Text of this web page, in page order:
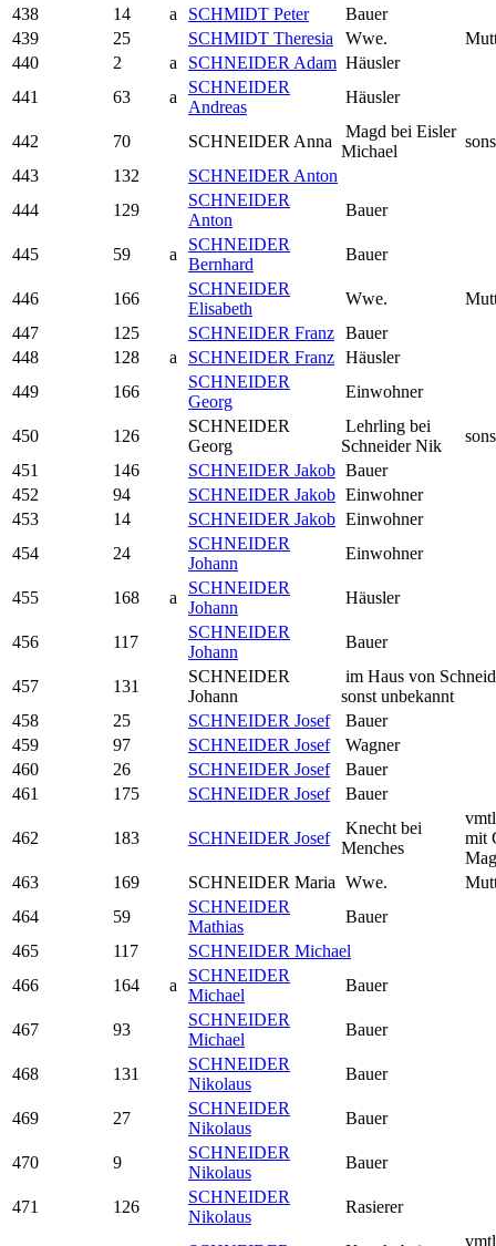
438
14 a SCHMIDT Peter
Bauer
439
25 SCHMIDT Theresia Wwe.
440
2 a SCHNEIDER Adam Häusler
441
63 a
SCHNEIDER
Andreas
Häusler
442 70 SCHNEIDER Anna
Magd bei Eisler
Michael
443
132
SCHNEIDER Anton
444
129
SCHNEIDER
Anton
Bauer
445 59 a
SCHNEIDER
Bernhard
Bauer
446 166
SCHNEIDER
Elisabeth
Wwe.
447
125 SCHNEIDER Franz Bauer
448
128 a SCHNEIDER Franz Häusler
449
166
SCHNEIDER
Georg
Einwohner
450 126
SCHNEIDER
Georg
Lehrling bei
Schneider Nik
451
146 SCHNEIDER Jakob Bauer
452
94 SCHNEIDER Jakob Einwohner
453
14 SCHNEIDER Jakob Einwohner
454
24
SCHNEIDER
Johann
Einwohner
455 168 a
SCHNEIDER
Johann
Häusler
456 117
SCHNEIDER
Johann
Bauer
457 131
SCHNEIDER
Johann
im Haus von
sonst unbekannt
458
25 SCHNEIDER Josef
Bauer
459
97 SCHNEIDER Josef
Wagner
460
26 SCHNEIDER Josef
Bauer
461
175 SCHNEIDER Josef Bauer
462 183 SCHNEIDER Josef
Knecht bei
Menches
mit
463
169 SCHNEIDER Maria Wwe.
464
59
SCHNEIDER
Mathias
Bauer
465
117
SCHNEIDER Michael
466
164 a
SCHNEIDER
Michael
Bauer
467 93
SCHNEIDER
Michael
Bauer
468 131
SCHNEIDER
Nikolaus
Bauer
469 27
SCHNEIDER
Nikolaus
Bauer
470 9
SCHNEIDER
Nikolaus
Bauer
471 126
SCHNEIDER
Nikolaus
Rasierer